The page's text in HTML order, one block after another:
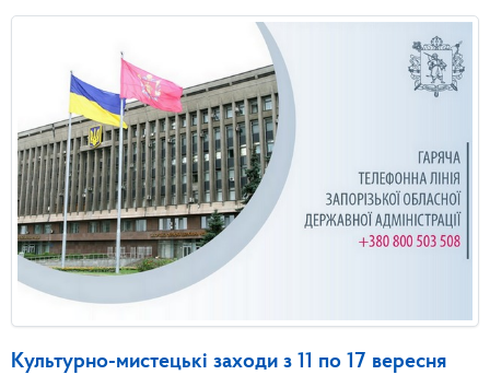
Культурно-мистецькі заходи з 11 по 17 вересня